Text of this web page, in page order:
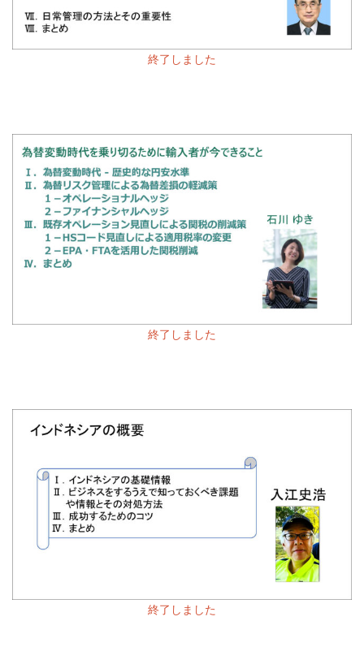
終了しました
終了しました
終了しました